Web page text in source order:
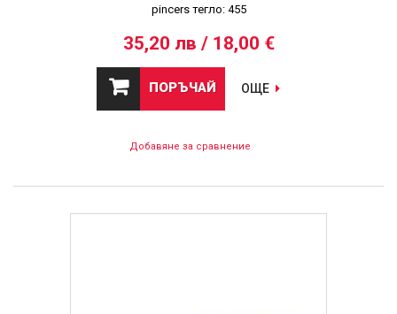
pincers тегло: 455
35,20 лв / 18,00 €
ПОРЪЧАЙ ОЩЕ
Добавяне за сравнение